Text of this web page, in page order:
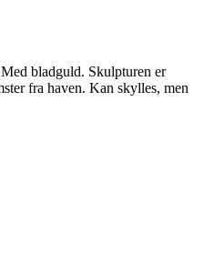
bladguld. Skulpturen er
fra haven. Kan skylles, men